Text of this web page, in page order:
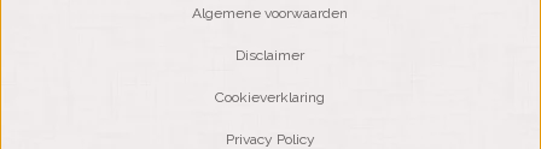
Algemene voorwaarden
Disclaimer
Cookieverklaring
Privacy Policy